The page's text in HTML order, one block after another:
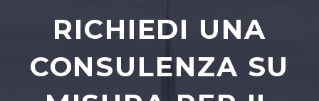
RICHIEDI UNA
CONSULENZA SU